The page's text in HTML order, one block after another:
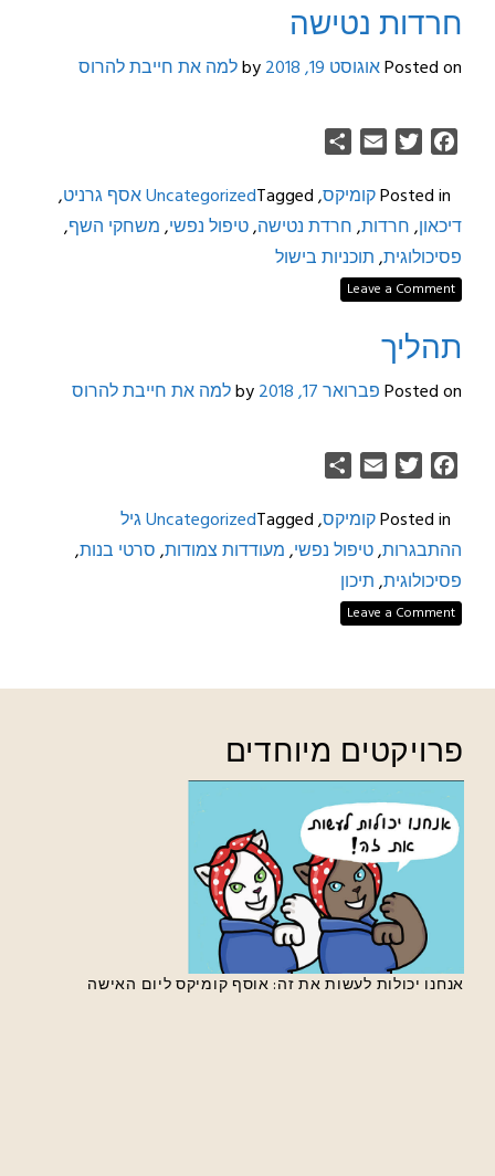
חרדות נטישה
Posted onאוגוסט 19, 2018 למה את חייבת להרוס
Facebook
Twitter
Email
Posted inקומיקס,
UncategorizedTagged אסף גרניט,
דיכאון,חרדות,חרדת נטישה,טיפול נפשי,משחקי השף,
פסיכולוגית,תוכניות בישול
Leave a Comment
תהליך
Posted onפברואר 17, 2018 למה את חייבת להרוס
Facebook
Twitter
Email
Posted inקומיקס,
UncategorizedTagged
גיל
ההתבגרות,טיפול נפשי,מעודדות צמודות,סרטי בנות,
פסיכולוגית,תיכון
Leave a Comment
פרויקטים מיוחדים
אנחנו יכולות לעשות את זה: אוסף קומיקס ליום האישה